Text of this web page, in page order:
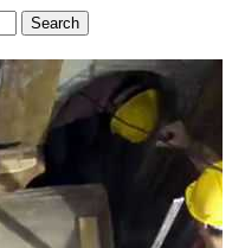
Search